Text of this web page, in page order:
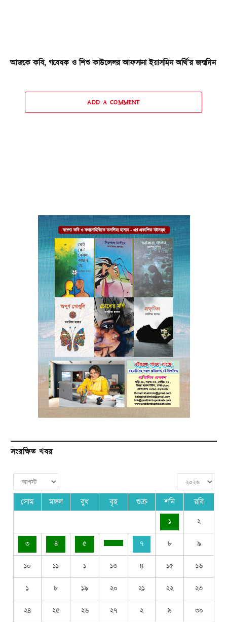
আজকে কবি, গবেষক ও শিশু কাউন্সেলর আফসানা ইয়াসমিন অর্থি’র জন্মদিন
ADD A COMMENT
সংরক্ষিত খবর
সোম মঙ্গল বুধ বৃহ শুক্র শনি রবি
১ ২
৩ ৪ ৫ ৭ ৮ ৯
১০ ১১ ১ ১৩ ৪ ১৫ ১৬
১ ৮ ১৯ ২০ ২১ ২২ ২৩
২৪ ২৫ ২৬ ২৭ ২ ৯ ৩০